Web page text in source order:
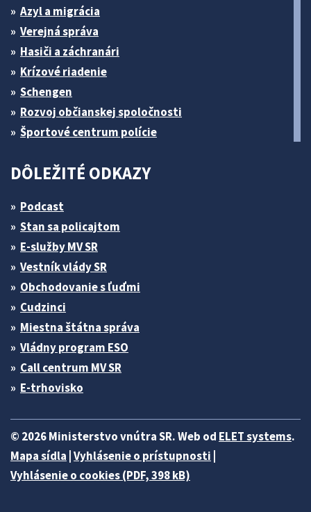
Azyl a migrácia
Verejná správa
Hasiči a záchranári
Krízové riadenie
Schengen
Rozvoj občianskej spoločnosti
Športové centrum polície
DÔLEŽITÉ ODKAZY
Podcast
Stan sa policajtom
E-služby MV SR
Vestník vlády SR
Obchodovanie s ľuďmi
Cudzinci
Miestna štátna správa
Vládny program ESO
Call centrum MV SR
E-trhovisko
© 2026 Ministerstvo vnútra SR. Web od ELET systems.
Mapa sídla Vyhlásenie o prístupnosti
Vyhlásenie o cookies (PDF, 398 kB)